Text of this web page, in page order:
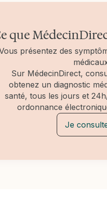
que
présentez des
Sur MédecinDirect,
obtenez un diagnostic
santé, tous les jours et
ordonnance
Je